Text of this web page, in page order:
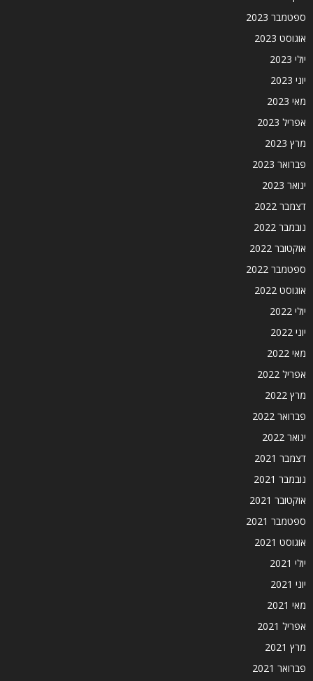
ספטמבר 2023
אוגוסט 2023
יולי 2023
יוני 2023
מאי 2023
אפריל 2023
מרץ 2023
פברואר 2023
ינואר 2023
דצמבר 2022
נובמבר 2022
אוקטובר 2022
ספטמבר 2022
אוגוסט 2022
יולי 2022
יוני 2022
מאי 2022
אפריל 2022
מרץ 2022
פברואר 2022
ינואר 2022
דצמבר 2021
נובמבר 2021
אוקטובר 2021
ספטמבר 2021
אוגוסט 2021
יולי 2021
יוני 2021
מאי 2021
אפריל 2021
מרץ 2021
פברואר 2021